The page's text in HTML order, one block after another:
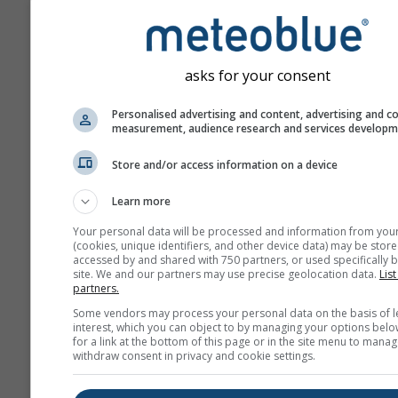
No compartimos su dirección de
electrónico con terceros, cómo
uso de los servicios de
meteoblue.
asks for your consent
Personalised advertising and content, advertising and
measurement, audience research and services
Store and/or access information on a device
Learn more
Your personal data will be processed and information from
(cookies, unique identifiers, and other device data) may be
accessed by and shared with 750 partners, or used specifically
site. We and our partners may use precise geolocation data.
partners.
Some vendors may process your personal data on the basis of
interest, which you can object to by managing your options
for a link at the bottom of this page or in the site menu to
withdraw consent in privacy and cookie settings.